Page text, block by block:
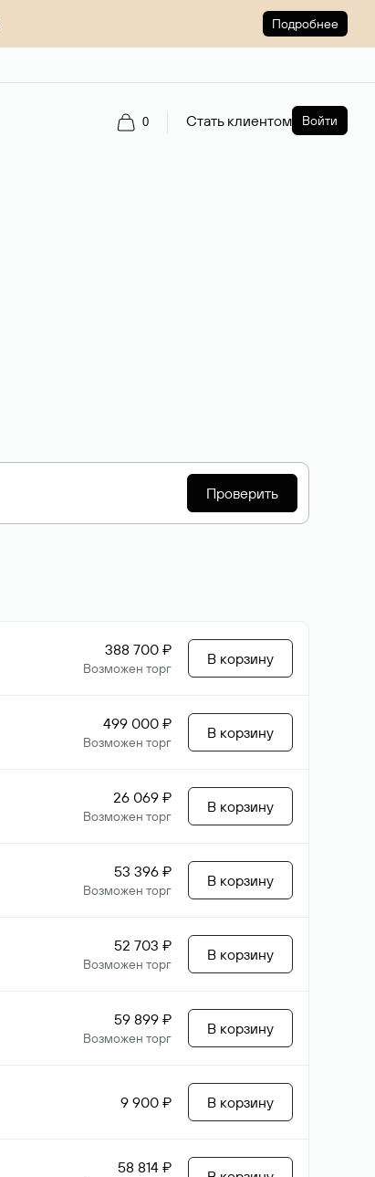
Подробнее
0 Стать клиентом Войти
Проверить
388 700 ₽
Возможен торг
В корзину
499 000 ₽
Возможен торг
В корзину
26 069 ₽
Возможен торг
В корзину
53 396 ₽
Возможен торг
В корзину
52 703 ₽
Возможен торг
В корзину
59 899 ₽
Возможен торг
В корзину
9 900 ₽ В корзину
58 814 ₽